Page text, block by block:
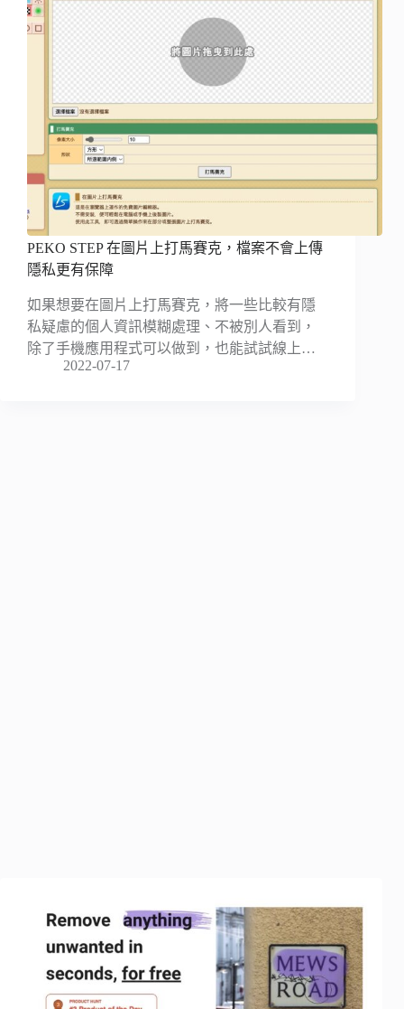
PEKO STEP 在圖片上打馬賽克，檔案不會上傳
隱私更有保障
如果想要在圖片上打馬賽克，將一些比較有隱
私疑慮的個人資訊模糊處理、不被別人看到，
除了手機應用程式可以做到，也能試試線上…
2022-07-17